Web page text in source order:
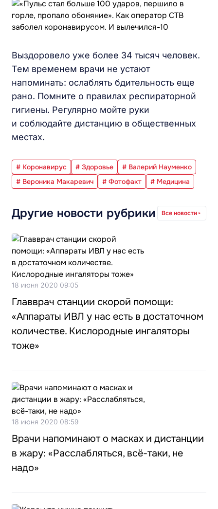
Выздоровело уже более 34 тысяч человек.
Тем временем врачи не устают
напоминать: ослаблять бдительность еще
рано. Помните о правилах респираторной
гигиены. Регулярно мойте руки
и соблюдайте дистанцию в общественных
местах.
# Коронавирус # Здоровье
# Валерий Науменко
# Вероника Макаревич
# Фотофакт # Медицина
Другие новости рубрики Все новости
18 июня 2020 09:05
Главврач станции скорой помощи:
«Аппараты ИВЛ у нас есть в достаточном
количестве. Кислородные ингаляторы
тоже»
18 июня 2020 08:59
Врачи напоминают о масках и дистанции
в жару: «Расслабляться, всё-таки, не
надо»